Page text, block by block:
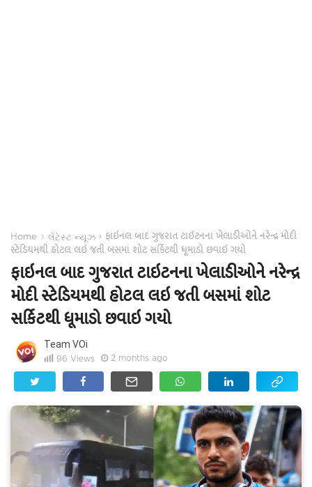
Home › લેટેસ્ટ ન્યૂઝ › ફાઇનલ બાદ ગુજરાત ટાઇટનના ખેલાડીઓને નરેન્દ્ર મોદી
સ્ટેડિયમથી હોટલ લઇ જતી બસમાં શોટ સર્કિટથી ધૂમાડો છવાઇ ગયો
ફાઇનલ બાદ ગુજરાત ટાઇટનના ખેલાડીઓને નરેન્દ્ર
મોદી સ્ટેડિયમથી હોટલ લઇ જતી બસમાં શોટ
સર્કિટથી ધૂમાડો છવાઇ ગયો
Team VOi
96 Views 2 months ago